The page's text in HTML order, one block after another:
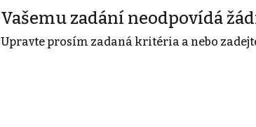
Vašemu zadání neodpovídá
Upravte prosím zadaná kritéria a nebo